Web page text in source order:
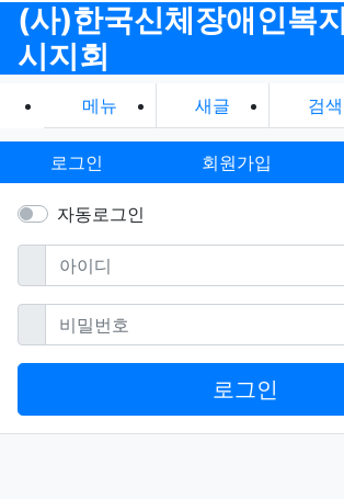
(사)한국신체장애인복
시지회
메뉴 새글 검색
로그인 회원가입
자동로그인
아이디필수
비밀번호필수
로그인